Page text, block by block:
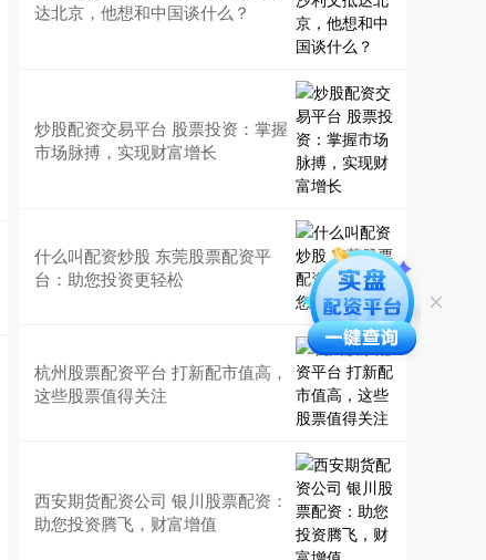
达北京，他想和中国谈什么？
炒股配资交易平台 股票投资：掌握
市场脉搏，实现财富增长
什么叫配资炒股 东莞股票配资平
台：助您投资更轻松
杭州股票配资平台 打新配市值高，
这些股票值得关注
西安期货配资公司 银川股票配资：
助您投资腾飞，财富增值